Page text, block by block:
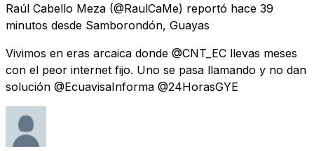
Raúl Cabello Meza (@RaulCaMe) reportó hace 39
minutos desde Samborondón, Guayas
Vivimos en eras arcaica donde @CNT_EC llevas meses
con el peor internet fijo. Uno se pasa llamando y no dan
solución @EcuavisaInforma @24HorasGYE